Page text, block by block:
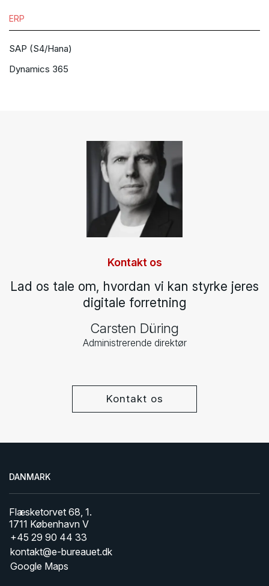
ERP
SAP (S4/Hana)
Dynamics 365
Kontakt os
Lad os tale om, hvordan vi kan styrke jeres
digitale forretning
Carsten Düring
Administrerende direktør
Kontakt os
DANMARK
Flæsketorvet 68, 1.
1711 København V
+45 29 90 44 33
kontakt@e-bureauet.dk
Google Maps